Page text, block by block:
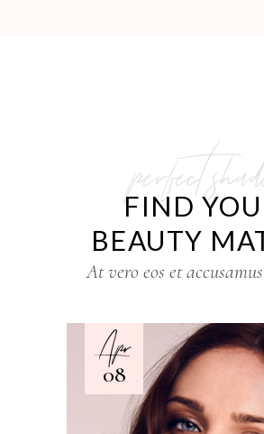
perfect
FIND
BEAUTY
At vero eos et
Apr
08